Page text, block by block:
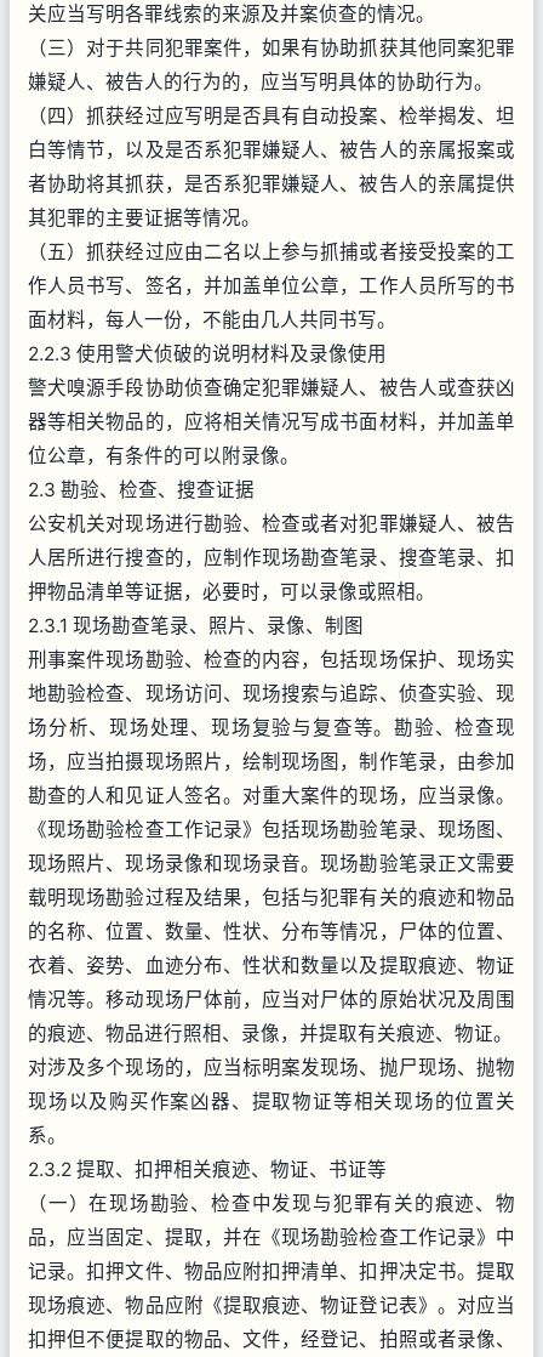
关应当写明各罪线索的来源及并案侦查的情况。
（三）对于共同犯罪案件，如果有协助抓获其他同案犯罪
嫌疑人、被告人的行为的，应当写明具体的协助行为。
（四）抓获经过应写明是否具有自动投案、检举揭发、坦
白等情节，以及是否系犯罪嫌疑人、被告人的亲属报案或
者协助将其抓获，是否系犯罪嫌疑人、被告人的亲属提供
其犯罪的主要证据等情况。
（五）抓获经过应由二名以上参与抓捕或者接受投案的工
作人员书写、签名，并加盖单位公章，工作人员所写的书
面材料，每人一份，不能由几人共同书写。
2.2.3 使用警犬侦破的说明材料及录像使用
警犬嗅源手段协助侦查确定犯罪嫌疑人、被告人或查获凶
器等相关物品的，应将相关情况写成书面材料，并加盖单
位公章，有条件的可以附录像。
2.3 勘验、检查、搜查证据
公安机关对现场进行勘验、检查或者对犯罪嫌疑人、被告
人居所进行搜查的，应制作现场勘查笔录、搜查笔录、扣
押物品清单等证据，必要时，可以录像或照相。
2.3.1 现场勘查笔录、照片、录像、制图
刑事案件现场勘验、检查的内容，包括现场保护、现场实
地勘验检查、现场访问、现场搜索与追踪、侦查实验、现
场分析、现场处理、现场复验与复查等。勘验、检查现
场，应当拍摄现场照片，绘制现场图，制作笔录，由参加
勘查的人和见证人签名。对重大案件的现场，应当录像。
《现场勘验检查工作记录》包括现场勘验笔录、现场图、
现场照片、现场录像和现场录音。现场勘验笔录正文需要
载明现场勘验过程及结果，包括与犯罪有关的痕迹和物品
的名称、位置、数量、性状、分布等情况，尸体的位置、
衣着、姿势、血迹分布、性状和数量以及提取痕迹、物证
情况等。移动现场尸体前，应当对尸体的原始状况及周围
的痕迹、物品进行照相、录像，并提取有关痕迹、物证。
对涉及多个现场的，应当标明案发现场、抛尸现场、抛物
现场以及购买作案凶器、提取物证等相关现场的位置关
系。
2.3.2 提取、扣押相关痕迹、物证、书证等
（一）在现场勘验、检查中发现与犯罪有关的痕迹、物
品，应当固定、提取，并在《现场勘验检查工作记录》中
记录。扣押文件、物品应附扣押清单、扣押决定书。提取
现场痕迹、物品应附《提取痕迹、物证登记表》。对应当
扣押但不便提取的物品、文件，经登记、拍照或者录像、